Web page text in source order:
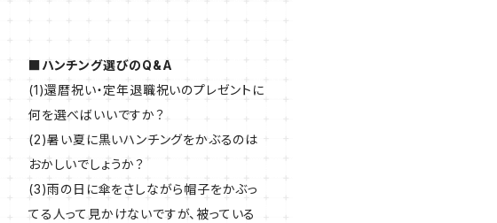
■ハンチング選びのQ&A
(1)還暦祝い・定年退職祝いのプレゼントに
何を選べばいいですか？
(2)暑い夏に黒いハンチングをかぶるのは
おかしいでしょうか？
(3)雨の日に傘をさしながら帽子をかぶっ
てる人って見かけないですが、被っている